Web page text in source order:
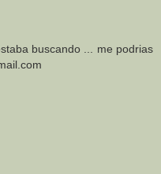
buscando ... me podrias